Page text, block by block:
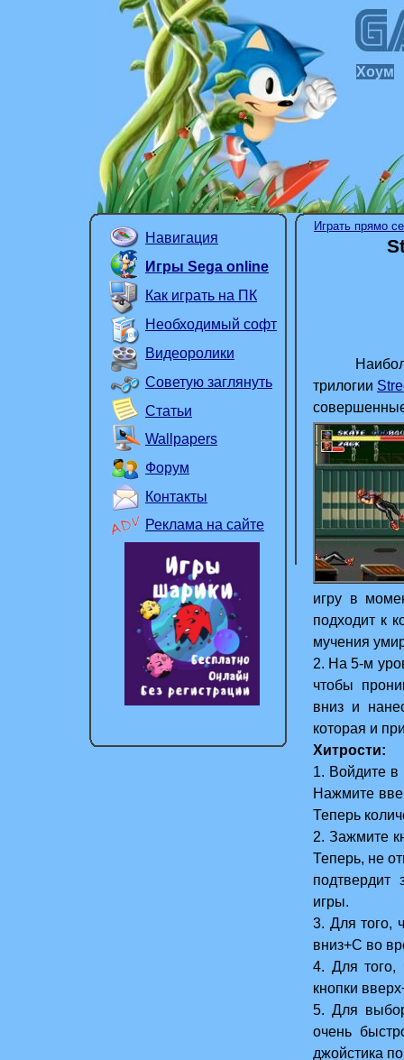
Наиболее
трилогии
любимого
игру в
подходит к
мучения
2. На 5-м
чтобы
вниз и
которая и
Хитрости:
1. Войдите в
Нажмите
Теперь
2. Зажмите
Теперь, не
подтвердит
игры.
3. Для того,
вниз+С во
4. Для того,
кнопки
5. Для
очень
джойстика
Хоум
Навигация
Как играть на ПК
Советую заглянуть
Wallpapers
Играть прямо
Необходимый софт
Контакты
Форум
Реклама на сайте
Статьи
Видеоролики
Игры Sega online